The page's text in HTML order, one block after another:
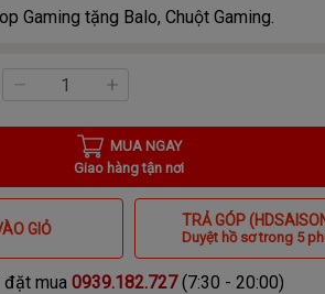
Gaming tặng Balo, Chuột Gaming.
MUA NGAY
Giao hàng tận nơi
GIỎ TRẢ GÓP
Duyệt hồ sơ trong 5
đặt mua 0939.182.727(7:30 - 20:00)